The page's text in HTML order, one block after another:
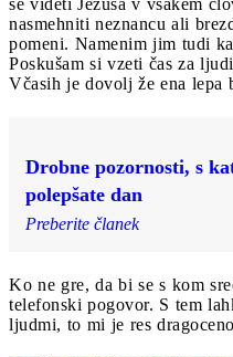
nasmehniti neznancu ali
pomeni. Namenim jim tudi
Poskušam si vzeti čas za
Včasih je dovolj že ena lepa
Drobne pozornosti, s
polepšate dan
Preberite članek
Ko ne gre, da bi se s kom
telefonski pogovor. S tem
ljudmi, to mi je res